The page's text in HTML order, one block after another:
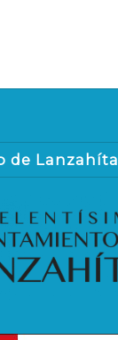
de Lanzahíta